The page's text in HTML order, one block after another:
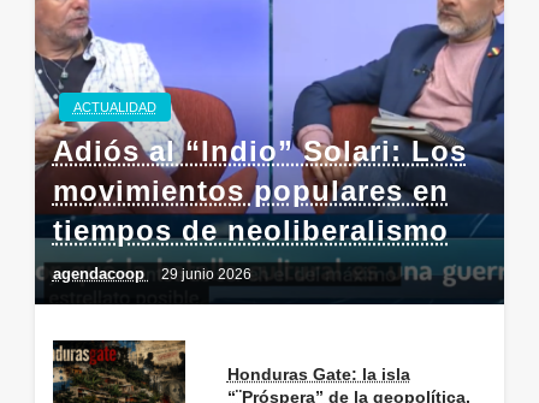
ACTUALIDAD
Adiós al “Indio” Solari: Los
movimientos populares en
tiempos de neoliberalismo
agendacoop 29 junio 2026
Honduras Gate: la isla
“¨Próspera” de la geopolítica,